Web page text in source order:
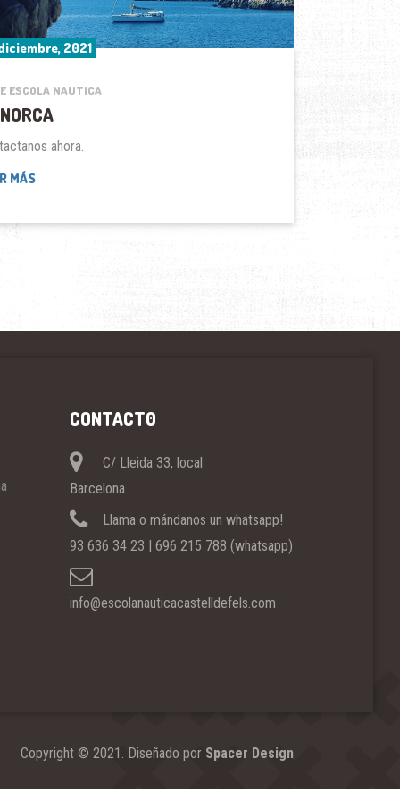
2021
ESCOLA NAUTICA
ahora.
MÁSMENORCA
CONTACT0
C/ Lleida 33, local
Barcelona
Llama o mándanos un whatsapp!
93 636 34 23 | 696 215 788 (whatsapp)
info@escolanauticacastelldefels.com
Copyright © 2021. Diseñado por Spacer Design